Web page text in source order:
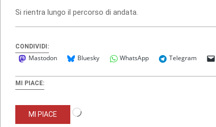
Si rientra lungo il percorso di andata.
CONDIVIDI:
Mastodon Bluesky WhatsApp Telegram
MI PIACE:
MI PIACE